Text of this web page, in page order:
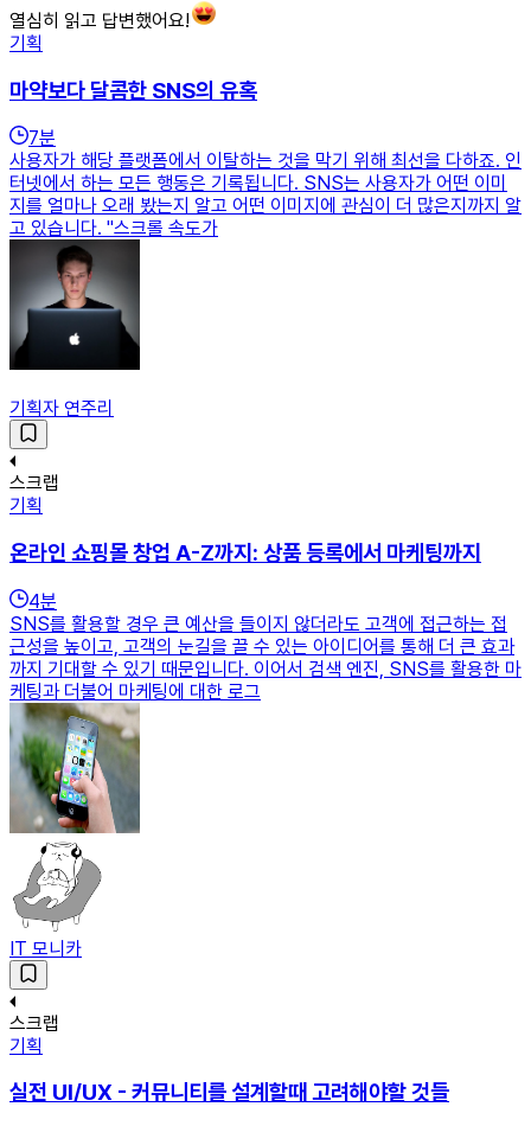
열심히 읽고 답변했어요!
기획
마약보다 달콤한 SNS의 유혹
7분
사용자가 해당 플랫폼에서 이탈하는 것을 막기 위해 최선을 다하죠. 인
터넷에서 하는 모든 행동은 기록됩니다. SNS는 사용자가 어떤 이미
지를 얼마나 오래 봤는지 알고 어떤 이미지에 관심이 더 많은지까지 알
고 있습니다. "스크롤 속도가
기획자 연주리
스크랩
기획
온라인 쇼핑몰 창업 A-Z까지: 상품 등록에서 마케팅까지
4분
SNS를 활용할 경우 큰 예산을 들이지 않더라도 고객에 접근하는 접
근성을 높이고, 고객의 눈길을 끌 수 있는 아이디어를 통해 더 큰 효과
까지 기대할 수 있기 때문입니다. 이어서 검색 엔진, SNS를 활용한 마
케팅과 더불어 마케팅에 대한 로그
IT 모니카
스크랩
기획
실전 UI/UX - 커뮤니티를 설계할때 고려해야할 것들